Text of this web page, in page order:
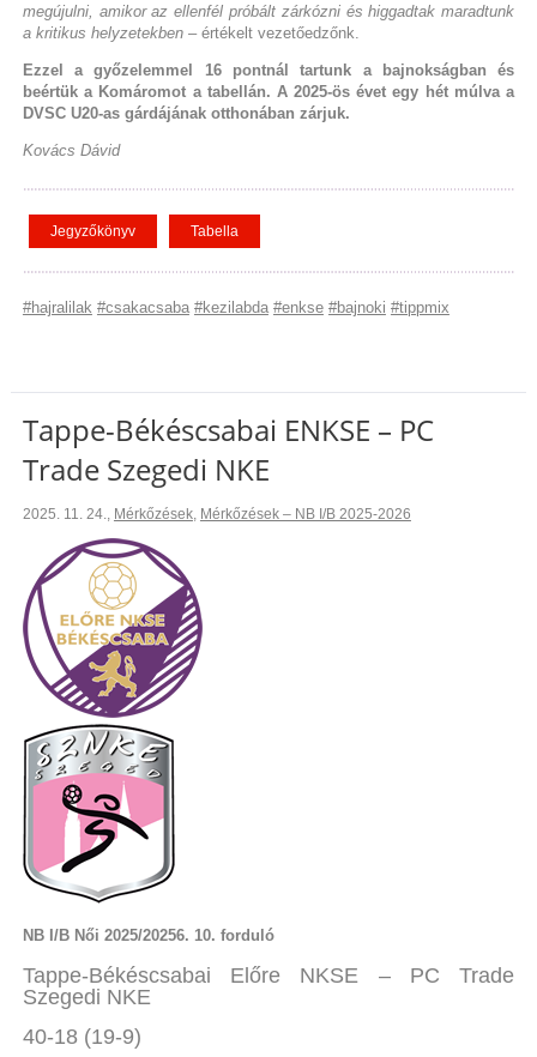
megújulni, amikor az ellenfél próbált zárkózni és higgadtak maradtunk
a kritikus helyzetekben– értékelt vezetőedzőnk.
Ezzel a győzelemmel 16 pontnál tartunk a bajnokságban és
beértük a Komáromot a tabellán. A 2025-ös évet egy hét múlva a
DVSC U20-as gárdájának otthonában zárjuk.
Kovács Dávid
Jegyzőkönyv Tabella
#hajralilak #csakacsaba #kezilabda #enkse #bajnoki #tippmix
Tappe-Békéscsabai ENKSE – PC
Trade Szegedi NKE
2025. 11. 24. Mérkőzések, Mérkőzések – NB I/B 2025-2026
NB I/B Női 2025/20256. 10. forduló
Tappe-Békéscsabai Előre NKSE – PC Trade
Szegedi NKE
40-18 (19-9)